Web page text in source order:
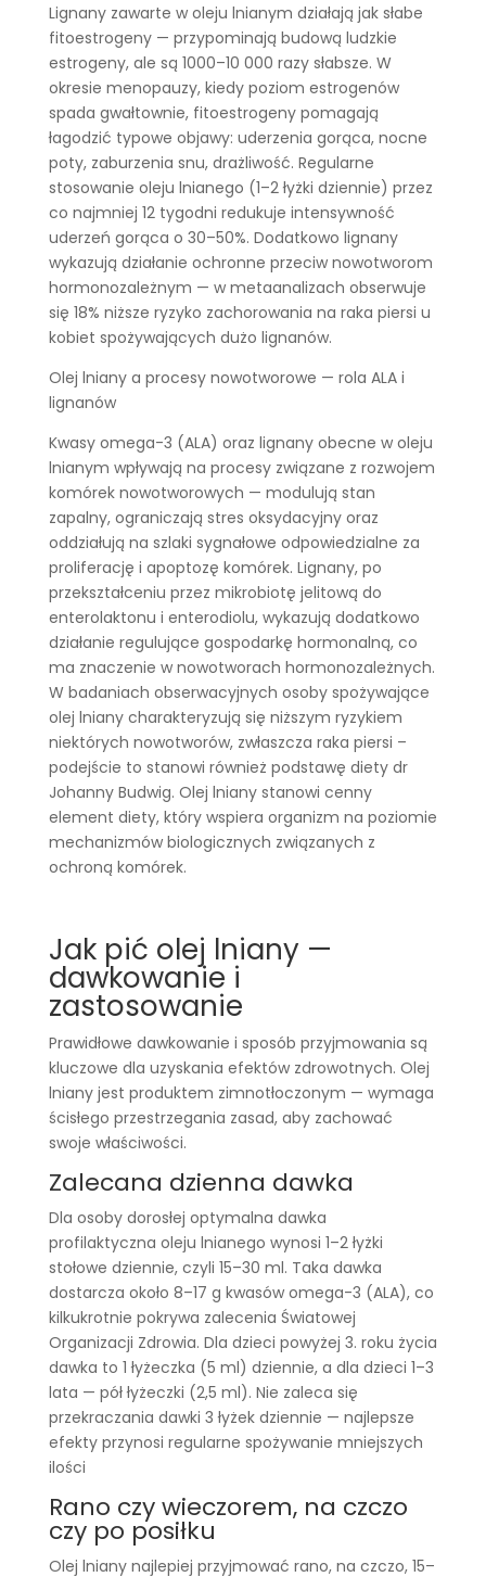
Lignany zawarte w oleju lnianym działają jak słabe
fitoestrogeny — przypominają budową ludzkie
estrogeny, ale są 1000–10 000 razy słabsze. W
okresie menopauzy, kiedy poziom estrogenów
spada gwałtownie, fitoestrogeny pomagają
łagodzić typowe objawy: uderzenia gorąca, nocne
poty, zaburzenia snu, drażliwość. Regularne
stosowanie oleju lnianego (1–2 łyżki dziennie) przez
co najmniej 12 tygodni redukuje intensywność
uderzeń gorąca o 30–50%. Dodatkowo lignany
wykazują działanie ochronne przeciw nowotworom
hormonozależnym — w metaanalizach obserwuje
się 18% niższe ryzyko zachorowania na raka piersi u
kobiet spożywających dużo lignanów.
Olej lniany a procesy nowotworowe — rola ALA i
lignanów
Kwasy omega-3 (ALA) oraz lignany obecne w oleju
lnianym wpływają na procesy związane z rozwojem
komórek nowotworowych — modulują stan
zapalny, ograniczają stres oksydacyjny oraz
oddziałują na szlaki sygnałowe odpowiedzialne za
proliferację i apoptozę komórek. Lignany, po
przekształceniu przez mikrobiotę jelitową do
enterolaktonu i enterodiolu, wykazują dodatkowo
działanie regulujące gospodarkę hormonalną, co
ma znaczenie w nowotworach hormonozależnych.
W badaniach obserwacyjnych osoby spożywające
olej lniany charakteryzują się niższym ryzykiem
niektórych nowotworów, zwłaszcza raka piersi –
podejście to stanowi również podstawę diety dr
Johanny Budwig. Olej lniany stanowi cenny
element diety, który wspiera organizm na poziomie
mechanizmów biologicznych związanych z
ochroną komórek.
Jak pić olej lniany —
dawkowanie i
zastosowanie
Prawidłowe dawkowanie i sposób przyjmowania są
kluczowe dla uzyskania efektów zdrowotnych. Olej
lniany jest produktem zimnotłoczonym — wymaga
ścisłego przestrzegania zasad, aby zachować
swoje właściwości.
Zalecana dzienna dawka
Dla osoby dorosłej optymalna dawka
profilaktyczna oleju lnianego wynosi 1–2 łyżki
stołowe dziennie, czyli 15–30 ml. Taka dawka
dostarcza około 8–17 g kwasów omega-3 (ALA), co
kilkukrotnie pokrywa zalecenia Światowej
Organizacji Zdrowia. Dla dzieci powyżej 3. roku życia
dawka to 1 łyżeczka (5 ml) dziennie, a dla dzieci 1–3
lata — pół łyżeczki (2,5 ml). Nie zaleca się
przekraczania dawki 3 łyżek dziennie — najlepsze
efekty przynosi regularne spożywanie mniejszych
ilości
Rano czy wieczorem, na czczo
czy po posiłku
Olej lniany najlepiej przyjmować rano, na czczo, 15–